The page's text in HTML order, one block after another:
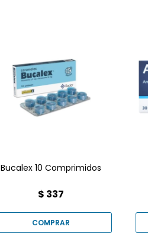
bucofaríngeas (faringitis,
amigdalitis) con
neomicina (antibiótico) y
benzocaína (anestésico
local). Disolver un
caramelo cada 4 horas.
Bucalex 10 Comprimidos
$ 337